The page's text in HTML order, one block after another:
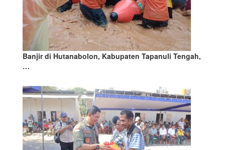
Banjir di Hutanabolon, Kabupaten Tapanuli Tengah,
…